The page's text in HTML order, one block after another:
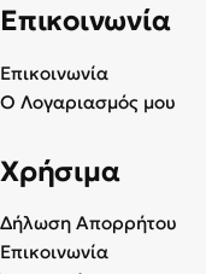
Επικοινωνία
Επικοινωνία
Ο Λογαριασμός μου
Χρήσιμα
Δήλωση Απορρήτου
Επικοινωνία